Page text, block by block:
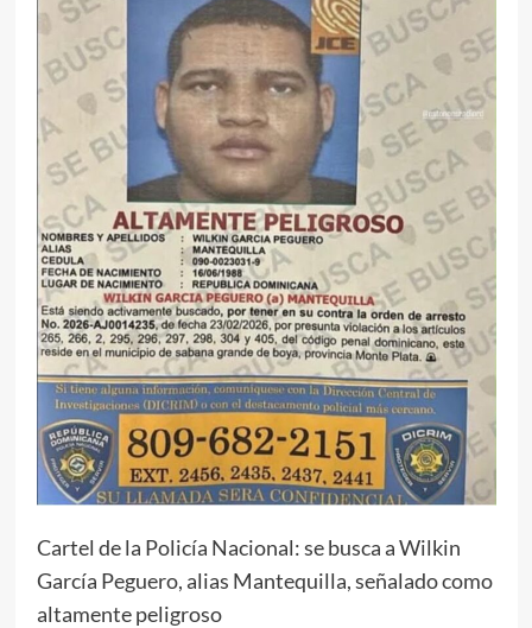
Cartel de la Policía Nacional: se busca a Wilkin
García Peguero, alias Mantequilla, señalado como
altamente peligroso